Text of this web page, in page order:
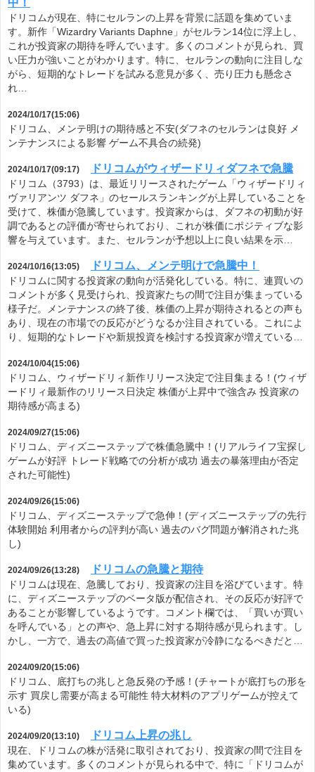
中！
ドリコムが現在、特にセルランの上昇を背景に話題を集めていま
す。新作「Wizardry Variants Daphne」がセルラン14位に浮上し、
これが投資家の期待を呼んでいます。多くのコメントが見られ、買
い圧力が強いことがわかります。特に、セルランの動向に注目しな
がら、短期的なトレードを試みる意見が多く、売り圧力も懸念さ
れ…
2024/10/17(15:06)
ドリコム、メンテ明けの期待感と不安(ダフネのセルランは良好 メ
ンテナンスによる影響 ゲーム不具合の続発)
2024/10/17(09:17) ドリコムがウィザードリィダフネで急騰
ドリコム（3793）は、最近リリースされたゲーム「ウィザードリィ
ヴァリアンツ ダフネ」のセールスランキングが上昇していることを
受けて、株価が急騰しています。投資家からは、ダフネの初動が好
調であるとの評価が寄せられており、これが株価にポジティブな影
響を与えています。また、セルランが予想以上に良い結果を示…
2024/10/16(13:05) ドリコム、メンテ明けで急騰中！
ドリコムに関する投資家の動向が活発化している。特に、連買いの
コメントが多く見受けられ、投資家たちの間で注目が集まっている
様子だ。メンテナンスの終了後、株価の上昇が期待されるとの声も
あり、現在の市場での反応がどうなるか注目されている。これによ
り、短期的なトレードや新規投資を検討する投資家が増えている…
2024/10/04(15:06)
ドリコム、ウィザードリィ新作リリース決定で注目集まる！(ウィザ
ードリィ最新作のリリース日決定 株価が上昇中で強含み 投資家の
期待感が高まる)
2024/09/27(15:06)
ドリコム、ディズニーステップで株価急騰中！(リアルライフ宝探し
ゲームが好評 トレード戦略での分析が成功 過去の暴落理由が否定
された可能性)
2024/09/26(15:06)
ドリコム、ディズニーステップで急伸！(ディズニーステップの先行
体験開始 利用者からの評判が高い 過去のバグ問題が解消された兆
し)
2024/09/26(13:28) ドリコムの急騰と期待
ドリコムは現在、急騰しており、投資家の注目を浴びています。特
に、ディズニーステップのベータ版が配信され、その反応が好評で
あることが影響しているようです。コメント欄では、「買いが買い
を呼んでいる」との声や、急上昇に対する期待感が見られます。し
かし、一方で、過去の高値で買った投資家が冷静になるべきだと…
2024/09/20(15:06)
ドリコム、底打ちの兆しと急反発の予感！(チャートが底打ちの形を
示す 買戻し需要が高まる可能性 特大材料のアプリゲームが控えて
いる)
2024/09/20(13:10) ドリコム上昇の兆し
現在、ドリコムの株が活発に取引されており、投資家の間で注目を
集めています。多くのコメントが見られる中で、特に「ドリコムが